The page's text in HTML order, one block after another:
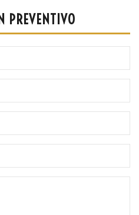
PREVENTIVO